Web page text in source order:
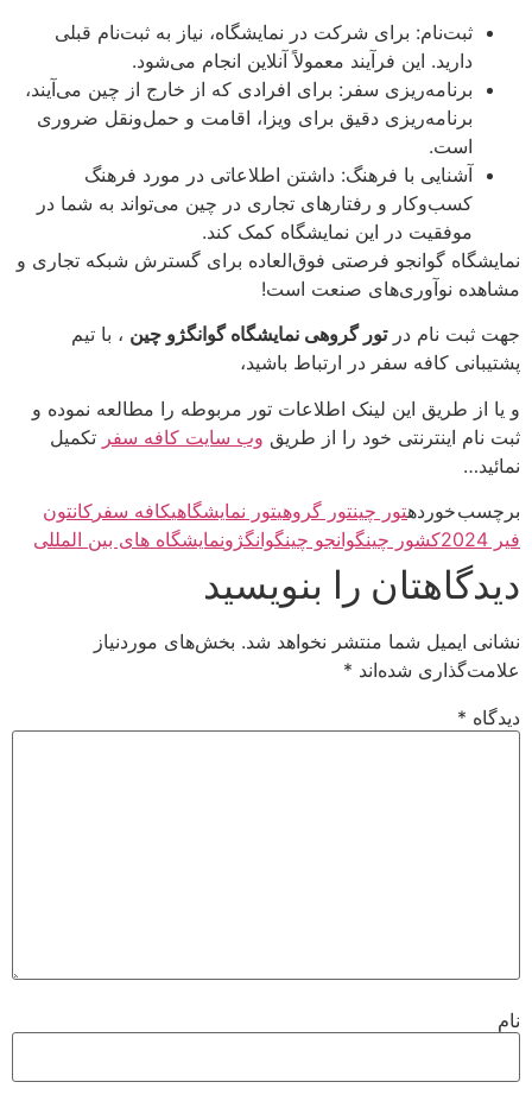
ثبت‌نام: برای شرکت در نمایشگاه، نیاز به ثبت‌نام قبلی
دارید. این فرآیند معمولاً آنلاین انجام می‌شود.
برنامه‌ریزی سفر: برای افرادی که از خارج از چین می‌آیند،
برنامه‌ریزی دقیق برای ویزا، اقامت و حمل‌ونقل ضروری
است.
آشنایی با فرهنگ: داشتن اطلاعاتی در مورد فرهنگ
کسب‌وکار و رفتارهای تجاری در چین می‌تواند به شما در
موفقیت در این نمایشگاه کمک کند.
نمایشگاه گوانجو فرصتی فوق‌العاده برای گسترش شبکه تجاری و
مشاهده نوآوری‌های صنعت است!
جهت ثبت نام درتور گروهی نمایشگاه گوانگژو چین ، با تیم
پشتیبانی کافه سفر در ارتباط باشید،
و یا از طریق این لینک اطلاعات تور مربوطه را مطالعه نموده و
ثبت نام اینترنتی خود را از طریق وب سایت کافه سفر تکمیل
نمائید…
برچسب خوردهتور چینتور گروهیتور نمایشگاهیکافه سفر کانتون
فیر 2024
کشور چینگوانجو چینگوانگژونمایشگاه های بین المللی
دیدگاهتان را بنویسید
نشانی ایمیل شما منتشر نخواهد شد. بخش‌های موردنیاز
علامت‌گذاری شده‌اند *
دیدگاه *
نام